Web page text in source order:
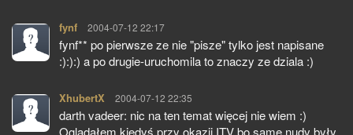
fynf pisze:
2004-07-12 22:17
fynf** po pierwsze ze nie "pisze" tylko jest napisane
:):):) a po drugie-uruchomila to znaczy ze dziala :)
XhubertX pisze:
2004-07-12 22:35
darth vadeer: nic na ten temat więcej nie wiem :)
Oglądałem kiedyś przy okazji ITV bo same nudy były